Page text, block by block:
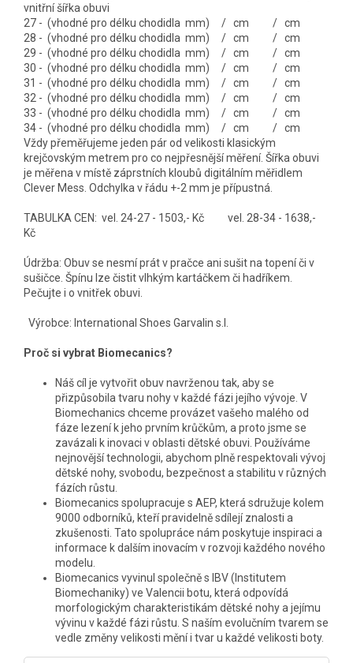
vnitřní šířka obuvi
27 - (vhodné pro délku chodidla mm) / cm / cm
28 - (vhodné pro délku chodidla mm) / cm / cm
29 - (vhodné pro délku chodidla mm) / cm / cm
30 - (vhodné pro délku chodidla mm) / cm / cm
31 - (vhodné pro délku chodidla mm) / cm / cm
32 - (vhodné pro délku chodidla mm) / cm / cm
33 - (vhodné pro délku chodidla mm) / cm / cm
34 - (vhodné pro délku chodidla mm) / cm / cm
Vždy přeměřujeme jeden pár od velikosti klasickým
krejčovským metrem pro co nejpřesnější měření. Šířka obuvi
je měřena v místě záprstních kloubů digitálním měřidlem
Clever Mess. Odchylka v řádu +-2 mm je přípustná.
TABULKA CEN: vel. 24-27 - 1503,- Kč vel. 28-34 - 1638,-
Kč
Údržba: Obuv se nesmí prát v pračce ani sušit na topení či v
sušičce. Špínu lze čistit vlhkým kartáčkem či hadříkem.
Pečujte i o vnitřek obuvi.
Výrobce: International Shoes Garvalin s.l.
Proč si vybrat Biomecanics?
Náš cíl je vytvořit obuv navrženou tak, aby se
přizpůsobila tvaru nohy v každé fázi jejího vývoje. V
Biomechanics chceme provázet vašeho malého od
fáze lezení k jeho prvním krůčkům, a proto jsme se
zavázali k inovaci v oblasti dětské obuvi. Používáme
nejnovější technologii, abychom plně respektovali vývoj
dětské nohy, svobodu, bezpečnost a stabilitu v různých
fázích růstu.
Biomecanics spolupracuje s AEP, která sdružuje kolem
9000 odborníků, kteří pravidelně sdílejí znalosti a
zkušenosti. Tato spolupráce nám poskytuje inspiraci a
informace k dalším inovacím v rozvoji každého nového
modelu.
Biomecanics vyvinul společně s IBV (Institutem
Biomechaniky) ve Valencii botu, která odpovídá
morfologickým charakteristikám dětské nohy a jejímu
vývinu v každé fázi růstu. S naším evolučním tvarem se
vedle změny velikosti mění i tvar u každé velikosti boty.